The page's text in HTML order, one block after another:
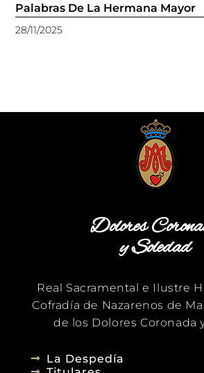
Palabras De La Hermana Mayor
28/11/2025
Dolores
y Soledad
Real Sacramental e Ilustre
Cofradía de Nazarenos de
de los Dolores Coronada
La Despedía